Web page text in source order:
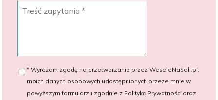
* Wyrażam zgodę na przetwarzanie przez WeseleNaSali.pl,
moich danych osobowych udostępnionych przeze mnie w
powyższym formularzu zgodnie z Polityką Prywatności oraz